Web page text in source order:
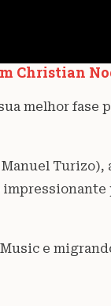
Christian
melhor fase
Turizo),
impressionante
e